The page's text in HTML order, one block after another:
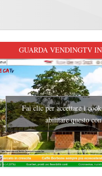
GUARDA VENDINGTV
Fai clic per accettare i
abilitare questo